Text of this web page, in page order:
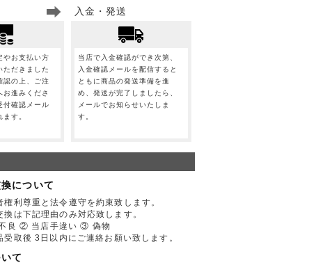
やお支払い方
ただきました
認の上、ご注
お進みくださ
付確認メール
す。
入金・発送
当店で入金確認ができ次第、
入金確認メールを配信すると
ともに商品の発送準備を進
め、発送が完了しましたら、
メールでお知らせいたしま
す。
について
権利尊重と法令遵守を約束致します。
換は下記理由のみ対応致します。
良 ② 当店手違い ③ 偽物
受取後 3日以内にご連絡お願い致します。
て